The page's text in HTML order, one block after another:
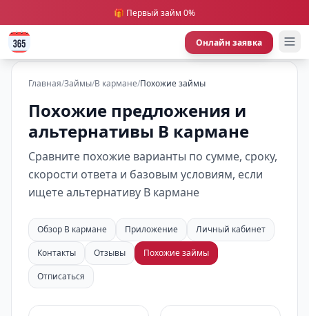
🎁 Первый займ 0%
Онлайн заявка
Главная/Займы/В кармане/Похожие займы
Похожие предложения и
альтернативы В кармане
Сравните похожие варианты по сумме, сроку,
скорости ответа и базовым условиям, если
ищете альтернативу В кармане
Обзор В кармане Приложение
Личный кабинет
Контакты
Отзывы
Похожие займы
Отписаться